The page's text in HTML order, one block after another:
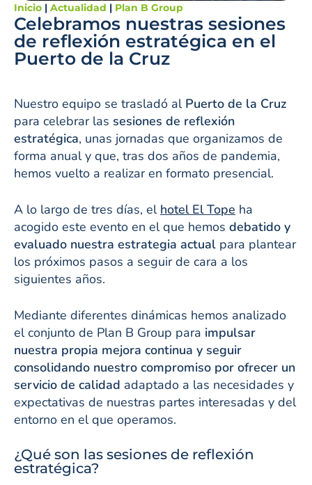
Inicio | Actualidad | Plan B Group
Celebramos nuestras sesiones
de reflexión estratégica en el
Puerto de la Cruz
Nuestro equipo se trasladó al Puerto de la Cruz
para celebrar las sesiones de reflexión
estratégica, unas jornadas que organizamos de
forma anual y que, tras dos años de pandemia,
hemos vuelto a realizar en formato presencial.
A lo largo de tres días, el hotel El Tope ha
acogido este evento en el que hemos debatido y
evaluado nuestra estrategia actual para plantear
los próximos pasos a seguir de cara a los
siguientes años.
Mediante diferentes dinámicas hemos analizado
el conjunto de Plan B Group para impulsar
nuestra propia mejora continua y seguir
consolidando nuestro compromiso por ofrecer un
servicio de calidad adaptado a las necesidades y
expectativas de nuestras partes interesadas y del
entorno en el que operamos.
¿Qué son las sesiones de reflexión
estratégica?